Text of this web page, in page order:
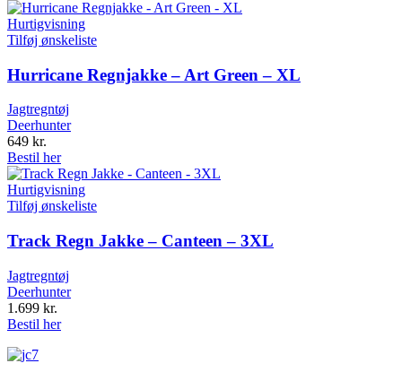
Hurtigvisning
Tilføj ønskeliste
Hurricane Regnjakke – Art Green – XL
Jagtregntøj
Deerhunter
649 kr.
Bestil her
Hurtigvisning
Tilføj ønskeliste
Track Regn Jakke – Canteen – 3XL
Jagtregntøj
Deerhunter
1.699 kr.
Bestil her